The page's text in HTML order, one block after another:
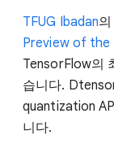
TFUG Ibadan의
Preview of the
TensorFlow의
습니다.
quantization
니다.